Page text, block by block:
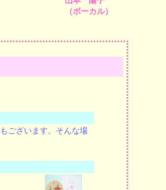
（ボーカル）
ございます。そんな場